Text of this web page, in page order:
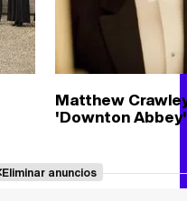
Matthew
'Downton Abbey'
Eliminar anuncios